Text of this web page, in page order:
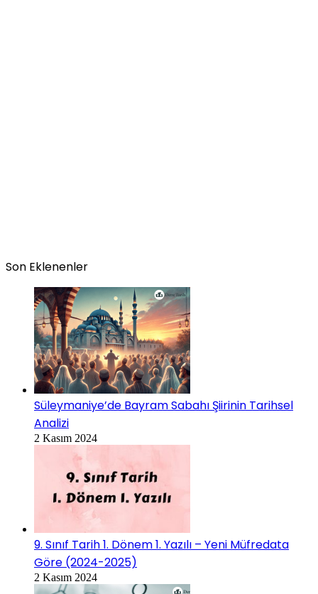
Son Eklenenler
Süleymaniye’de Bayram Sabahı Şiirinin Tarihsel
Analizi
2 Kasım 2024
9. Sınıf Tarih 1. Dönem 1. Yazılı – Yeni Müfredata
Göre (2024-2025)
2 Kasım 2024